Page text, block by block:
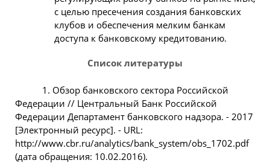
с целью пресечения создания банковских
клубов и обеспечения мелким банкам
доступа к банковскому кредитованию.
Список литературы
1. Обзор банковского сектора Российской
Федерации // Центральный Банк Российской
Федерации Департамент банковского надзора. - 2017
[Электронный ресурс]. - URL:
http://www.cbr.ru/analytics/bank_system/obs_1702.pdf
(дата обращения: 10.02.2016).